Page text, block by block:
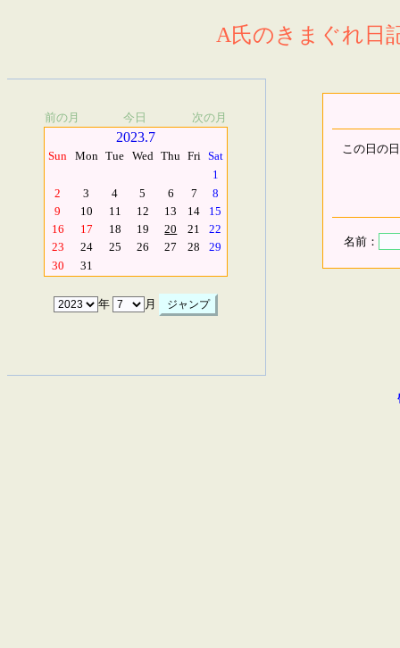
A氏のきまぐれ日
前の月 今日 次の月
2023.7
Sun Mon Tue Wed Thu Fri Sat
1
2
3 4 5 6 7
8
9
10 11 12 13 14
15
16
17 18 19 20 21
22
23
24 25 26 27 28
29
30
31
年 月
この日の
名前：